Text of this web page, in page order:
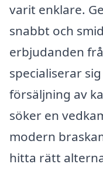
varit enklare.
snabbt och
erbjudanden
specialiserar
försäljning av
söker en
modern
hitta rätt